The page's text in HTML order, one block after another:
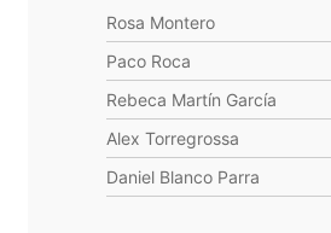
Rosa Montero
Paco Roca
Rebeca Martín García
Alex Torregrossa
Daniel Blanco Parra